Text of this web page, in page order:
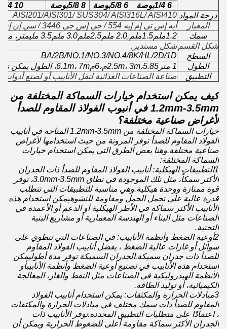
6 1/4
بوصة 6 5/8 بوصة 8 5/8 بوصة 10 3/4
درجة المواد AISI201/AISI301/ SUS304/ AISI316L/ AISI410
المعيار
أيه إس تي إم إيه 554 / جي إس جي 3446 / سي إن إس 5802 / إن 10217-7 / إن 10296-2، إن 10305-2،
سمك
1.2ملم1.5ملم
,2.0 ملم2.5ملم3.0 ملم3.5 مليمتر، مخصص.
شكل القسم شكل مستدير.
السطح
BA/2B/NO.1/NO.3/NO.4/8K/HL/2D/1D
الطول
1 متر2.5m، 3m،5.85م،6م6.1m، 7m، الطول يمكن تخصيصها.
التطبيق
صناعة الصناعات الغذائية لنقل الأنابيب أو لصنع أدوات
كيف يمكن استخدام خيارات السماكة المختلفة من
1.2mm-3.5mm في أنبوب الفولاذ المقاوم للصدأ
لأغراض صناعية مختلفة؟
خيارات السماكة المختلفة من 1.2mm-3.5mm المتاحة في أنابيب
الفولاذ المقاوم للصدأ توفر المرونة من حيث استخدامها لأغراض
صناعية مختلفة.وهنا بعض الطرق التي يمكن استخدام خيارات
السماكة المختلفة:
1التطبيقات الهيكلية: أنابيب الفولاذ المقاوم للصدأ ذات الجدران
الأكثر سمكاً، مثل تلك الموجودة في نطاق 3.0mm-3.5mm، توفر
قوة ممتازة ووحدة هيكلية.وهي مناسبة للتطبيقات التي تتطلب
قدرة عالية على تحمل الحمل ومقاومة للتشوهيمكن استخدام هذه
الأنابيب الأكثر سماكة في الأطر الهيكلية أو الدعم أو الأعمدة في
الصناعات مثل البناء أو الهندسة المعمارية أو مشاريع البنية
التحتية.
2أوعية الضغط وأنظمة الأنابيب: في الصناعات التي تنطوي على
سوائل أو غازات عالية الضغط ، يفضل أنابيب الفولاذ المقاوم
للصدأ ذات جدران سميكة.الجدران السميكة توفر مدة أطوليمكن
استخدام هذه الأنابيب في تصنيع أوعية الضغط وأنظمة الأنابيبأو
الأنظمة الهيدروليكية في الصناعات مثل النفط والغاز، المعالجة
الكيميائية، أو توليد الطاقة.
3مبادلات الحرارة والمكثفات: يمكن استخدام أنابيب الفولاذ
المقاوم للصدأ ذات سمك مختلف في مبادلات الحرارة والمكثفات
، اعتمادًا على متطلبات التطبيق المحددة.توفر الأنابيب ذات
الجدران الأكثر سماكة مقاومة أعلى للضغوط الحرارية ويمكن أن